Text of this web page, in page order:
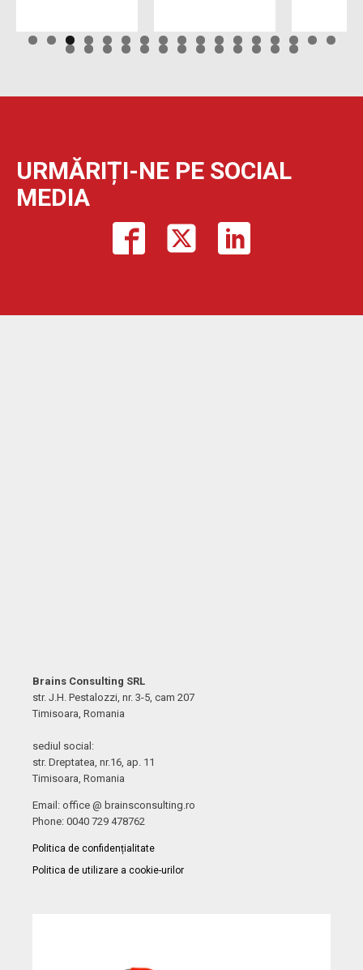
URMĂRIȚI-NE PE SOCIAL
MEDIA
Brains Consulting SRL
str. J.H. Pestalozzi, nr. 3-5, cam 207
Timisoara, Romania
sediul social:
str. Dreptatea, nr.16, ap. 11
Timisoara, Romania
Email: office @ brainsconsulting.ro
Phone: 0040 729 478762
Politica de confidențialitate
Politica de utilizare a cookie-urilor